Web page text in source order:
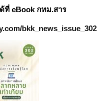
ที่ eBook กทม.สาร
bkk_news_issue_302